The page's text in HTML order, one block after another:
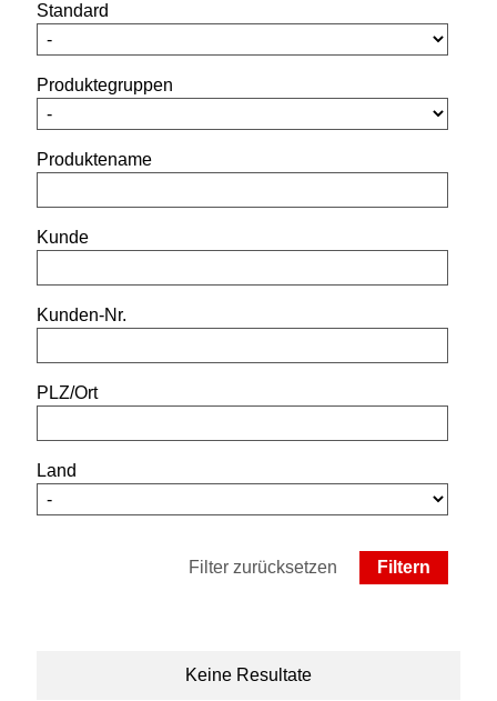
Standard
Produktegruppen
Produktename
Kunde
Kunden-Nr.
PLZ/Ort
Land
Filter zurücksetzen
Keine Resultate